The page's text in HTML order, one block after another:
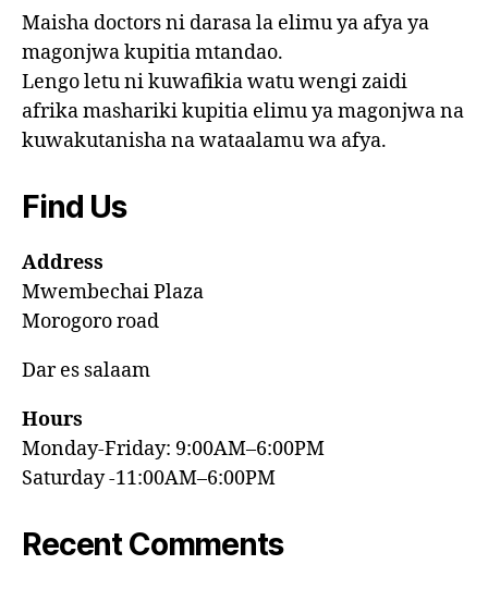
Maisha doctors ni darasa la elimu ya afya ya
magonjwa kupitia mtandao.
Lengo letu ni kuwafikia watu wengi zaidi
afrika mashariki kupitia elimu ya magonjwa na
kuwakutanisha na wataalamu wa afya.
Find Us
Address
Mwembechai Plaza
Morogoro road
Dar es salaam
Hours
Monday-Friday: 9:00AM–6:00PM
Saturday -11:00AM–6:00PM
Recent Comments